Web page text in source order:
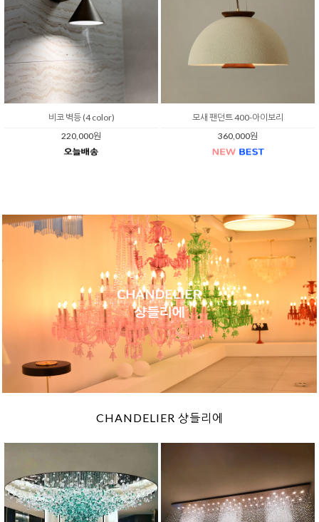
비코 벽등 (4 color)
220,000원
모새 팬던트 400-아이보리
360,000원
CHANDELIER 샹들리에